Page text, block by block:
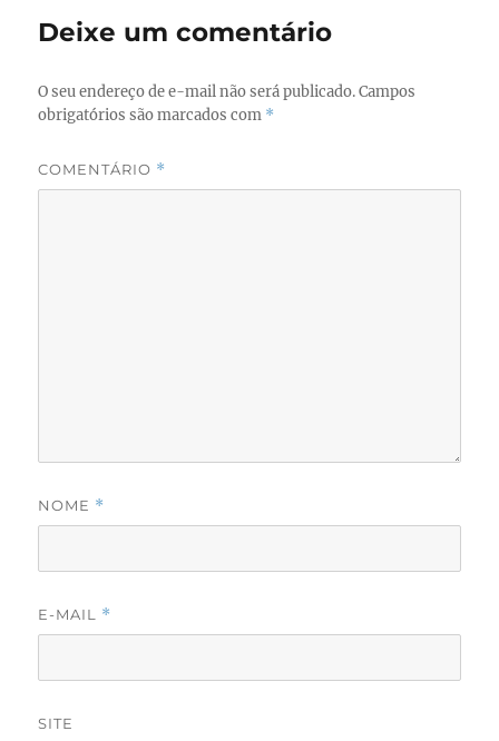
o
o
k
o
n
Deixe um comentário
O seu endereço de e-mail não será publicado. Campos
obrigatórios são marcados com *
COMENTÁRIO *
NOME *
E-MAIL *
SITE